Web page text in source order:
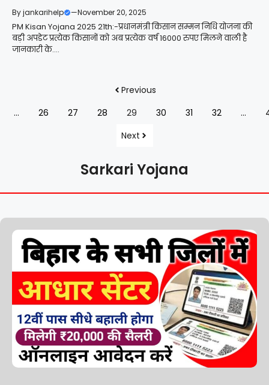
Byjankarihelp —November 20, 2025
PM Kisan Yojana 2025 21th:-प्रधानमंत्री किसान सम्मन निधि योजना की
बड़ी अपडेट प्रत्येक किसानों को अब प्रत्येक वर्ष 16000 रुपए मिलने वाली है
जानकारी के....
Previous
…
26 27 28 29 30 31 32 …
Next
Sarkari Yojana